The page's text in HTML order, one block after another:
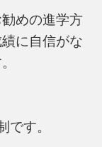
めの進学方
に自信がな
です。